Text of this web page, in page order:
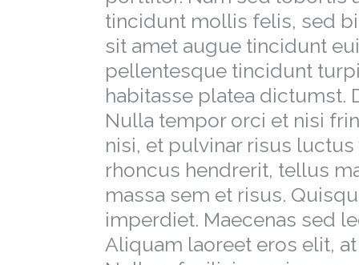
tincidunt mollis felis, sed
sit amet augue tincidunt
pellentesque tincidunt
habitasse platea dictumst.
Nulla tempor orci et nisi
nisi, et pulvinar risus
rhoncus hendrerit, tellus
massa sem et risus.
imperdiet. Maecenas sed
Aliquam laoreet eros elit,